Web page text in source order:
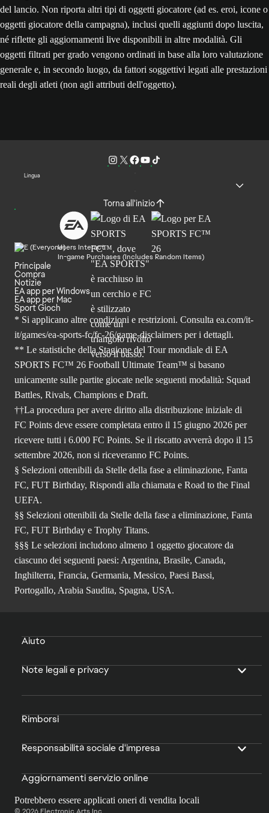
del lancio. Non riporta altri tipi di oggetti giocatore (ad es. eroi, icone o
oggetti giocatore della campagna), inclusi quelli aggiunti dopo luscita,
né riflette gli aggiornamenti live disponibili in altre modalità. Gli
oggetti filtrati per grado vengono ordinati in base alla loro valutazione
generale e, in secondo luogo, da fattori soggettivi legati alle prestazioni
reali degli atleti (non agli attributi dell'oggetto).
Lingua
Torna all'inizio
Users Interact
In-game Purchases (Includes Random Items)
Principale
Compra
Notizie
EA app per Windows
EA app per Mac
Sport Gioch
* Si applicano altre condizioni e restrizioni. Consulta ea.com/it-
it/games/ea-sports-fc/fc-26/game-disclaimers per i dettagli.
** Le statistiche della Stagione del Tour mondiale di EA
SPORTS FC™ 26 Football Ultimate Team™ si basano
unicamente sulle partite giocate nelle seguenti modalità: Squad
Battles, Rivals, Champions e Draft.
††La procedura per avere diritto alla distribuzione iniziale di
FC Points deve essere completata entro il 15 giugno 2026 per
ricevere tutti i 6.000 FC Points. Se il riscatto avverrà dopo il 15
settembre 2026, non si riceveranno FC Points.
§ Selezioni ottenibili da Stelle della fase a eliminazione, Fanta
FC, FUT Birthday, Rispondi alla chiamata e Road to the Final
UEFA.
§§ Selezioni ottenibili da Stelle della fase a eliminazione, Fanta
FC, FUT Birthday e Trophy Titans.
§§§ Le selezioni includono almeno 1 oggetto giocatore da
ciascuno dei seguenti paesi: Argentina, Brasile, Canada,
Inghilterra, Francia, Germania, Messico, Paesi Bassi,
Portogallo, Arabia Saudita, Spagna, USA.
Aiuto
Note legali e privacy
Rimborsi
Responsabilità sociale d'impresa
Aggiornamenti servizio online
Potrebbero essere applicati oneri di vendita locali
© 2026 Electronic Arts Inc.